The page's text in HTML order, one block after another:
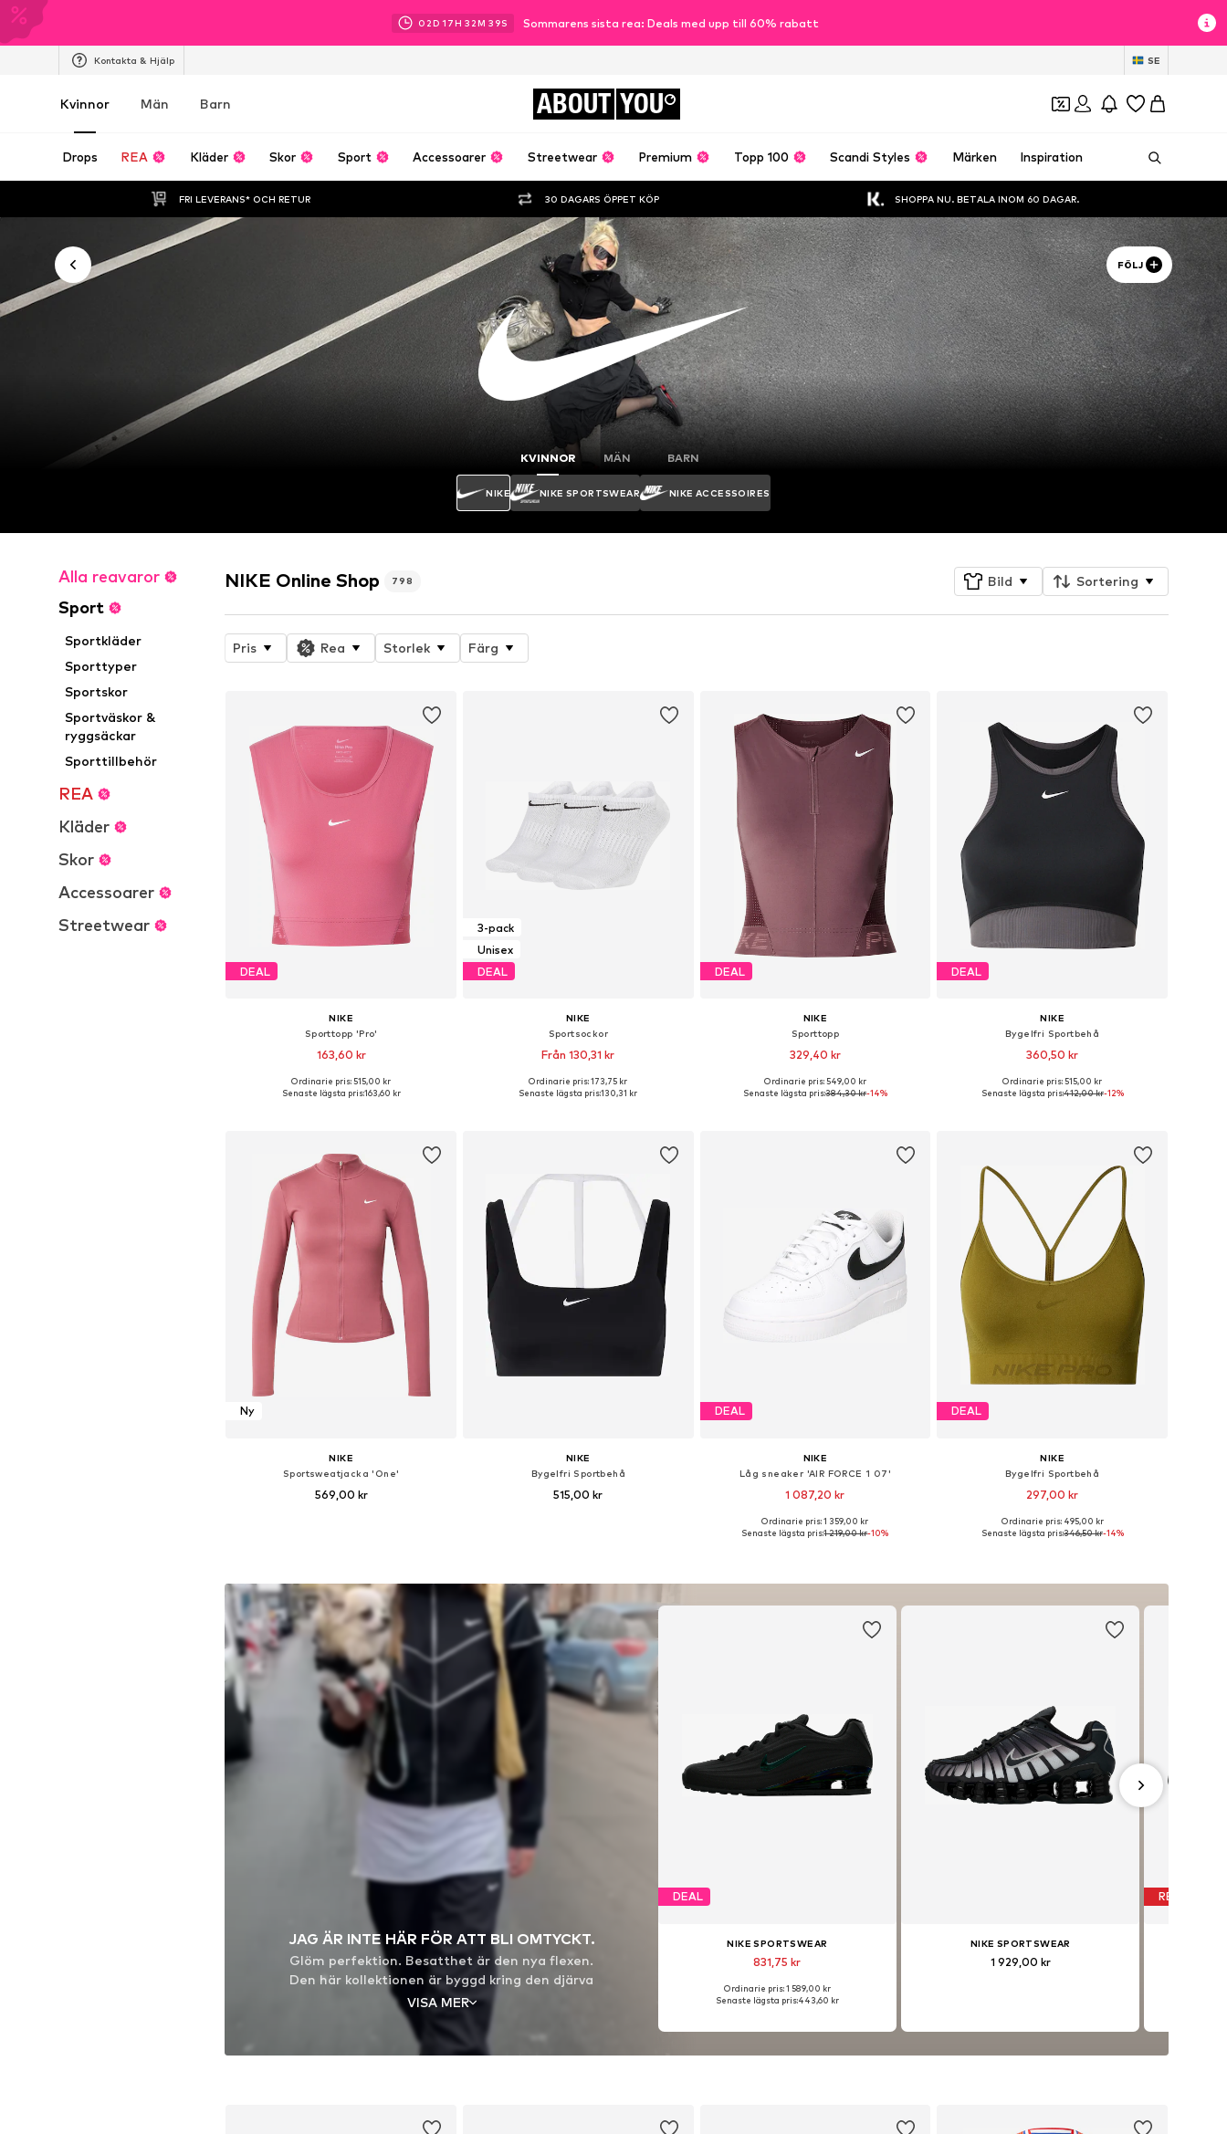
02D 17H 32M 35S Sommarens sista rea: Deals med upp till 60% rabatt
Kontakta & Hjälp SE
Kvinnor Män Barn ABOUT YOU
Drops REA Kläder Skor Sport Accessoarer Streetwear Premium Topp 100 Scandi Styles Märken Inspiration
FRI LEVERANS* OCH RETUR 30 DAGARS ÖPPET KÖP SHOPPA NU. BETALA INOM 60 DAGAR.
FÖLJ
KVINNOR MÄN BARN
NIKE NIKE SPORTSWEAR NIKE ACCESSOIRES
Alla reavaror
Sport
Sportkläder
Sporttyper
Sportskor
Sportväskor &
ryggsäckar
Sporttillbehör
REA
Kläder
Skor
Accessoarer
Streetwear
NIKE Online Shop 798 Bild Sortering
Pris Rea Storlek Färg
DEAL
NIKE
Sporttopp 'Pro'
163,60 kr
Tillgängliga storlekar: M, L, XL
Ordinarie pris: 515,00 kr
Senaste lägsta pris:163,60 kr
3-pack
Unisex
DEAL
NIKE
Sportsockor
Från 130,31 kr
Ordinarie pris: 173,75 kr
Senaste lägsta pris:130,31 kr
DEAL
NIKE
Sporttopp
329,40 kr
Tillgängliga storlekar: XS, S, M, L, XL
Ordinarie pris: 549,00 kr
Senaste lägsta pris:384,30 kr-14%
DEAL
NIKE
Bygelfri Sportbehå
360,50 kr
Tillgängliga storlekar: XS, M, L, XL
Ordinarie pris: 515,00 kr
Senaste lägsta pris:412,00 kr-12%
Ny
NIKE
Sportsweatjacka 'One'
569,00 kr
NIKE
Bygelfri Sportbehå
515,00 kr
DEAL
NIKE
Låg sneaker 'AIR FORCE 1 07'
1 087,20 kr
Tillgänglig i många storlekar
Ordinarie pris: 1 359,00 kr
Senaste lägsta pris:1 219,00 kr-10%
DEAL
NIKE
Bygelfri Sportbehå
297,00 kr
+2
Tillgängliga storlekar: S, M, XL
Ordinarie pris: 495,00 kr
Senaste lägsta pris:346,50 kr-14%
JAG ÄR INTE HÄR FÖR ATT BLI OMTYCKT.
Glöm perfektion. Besatthet är den nya flexen.
Den här kollektionen är byggd kring den djärva
Shox TL + Z och bryter regler med flit. Den
blandar sport och stil för människor som inte
följer trender, de skapar dem. Inget
godkännande behövs. Ingen status quo. Det här
VISA MER
DEAL
NIKE SPORTSWEAR
831,75 kr
Ordinarie pris: 1 589,00 kr
Senaste lägsta pris:443,60 kr
NIKE SPORTSWEAR
1 929,00 kr
REA